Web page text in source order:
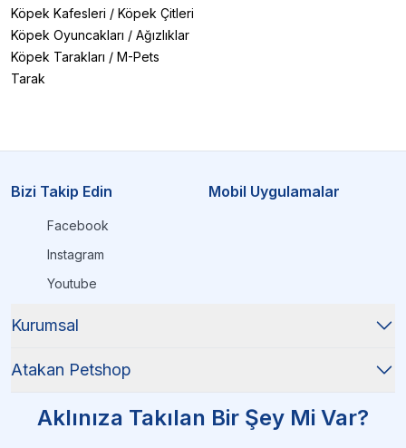
Köpek Kafesleri / Köpek Çitleri
Köpek Oyuncakları / Ağızlıklar
Köpek Tarakları / M-Pets
Tarak
Bizi Takip Edin
Facebook
Instagram
Youtube
Mobil Uygulamalar
Kurumsal
Atakan Petshop
Aklınıza Takılan Bir Şey Mi Var?